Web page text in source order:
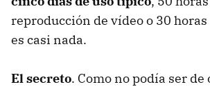
reproducción de vídeo o 30 horas
es casi nada.
El secreto. Como no podía ser